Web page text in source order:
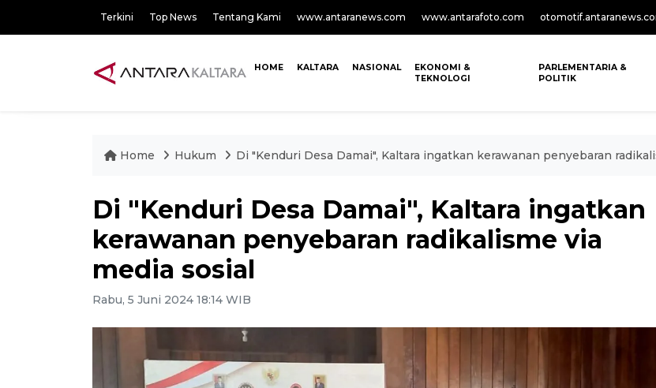
Terkini Top News Tentang Kami www.antaranews.com www.antarafoto.com
HOME KALTARA NASIONAL
EKONOMI &
TEKNOLOGI
PARLEMENTARIA &
POLITIK
Home Hukum Di "Kenduri Desa Damai", Kaltara ingatkan kerawanan penyebaran
Di "Kenduri Desa Damai", Kaltara ingatkan
kerawanan penyebaran radikalisme via
media sosial
Rabu, 5 Juni 2024 18:14 WIB